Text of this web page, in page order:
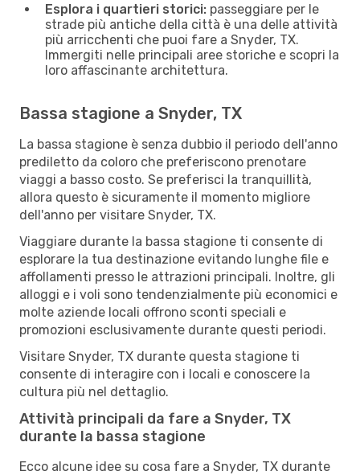
Esplora i quartieri storici: passeggiare per le
strade più antiche della città è una delle attività
più arricchenti che puoi fare a Snyder, TX.
Immergiti nelle principali aree storiche e scopri la
loro affascinante architettura.
Bassa stagione a Snyder, TX
La bassa stagione è senza dubbio il periodo dell'anno
prediletto da coloro che preferiscono prenotare
viaggi a basso costo. Se preferisci la tranquillità,
allora questo è sicuramente il momento migliore
dell'anno per visitare Snyder, TX.
Viaggiare durante la bassa stagione ti consente di
esplorare la tua destinazione evitando lunghe file e
affollamenti presso le attrazioni principali. Inoltre, gli
alloggi e i voli sono tendenzialmente più economici e
molte aziende locali offrono sconti speciali e
promozioni esclusivamente durante questi periodi.
Visitare Snyder, TX durante questa stagione ti
consente di interagire con i locali e conoscere la
cultura più nel dettaglio.
Attività principali da fare a Snyder, TX
durante la bassa stagione
Ecco alcune idee su cosa fare a Snyder, TX durante